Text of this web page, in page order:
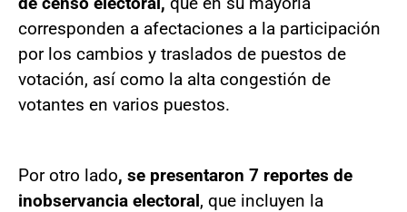
corresponden a afectaciones a la participación
por los cambios y traslados de puestos de
votación, así como la alta congestión de
votantes en varios puestos.
Por otro lado, se presentaron 7 reportes de
inobservancia electoral, que incluyen la